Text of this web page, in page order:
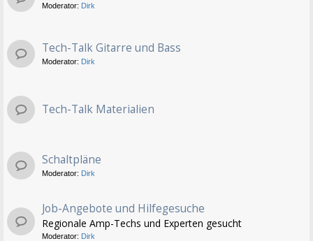
Moderator: Dirk
Tech-Talk Gitarre und Bass
Moderator: Dirk
Tech-Talk Materialien
Schaltpläne
Moderator: Dirk
Job-Angebote und Hilfegesuche
Regionale Amp-Techs und Experten gesucht
Moderator: Dirk